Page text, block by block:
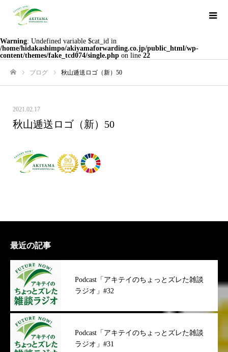
Warning: Undefined variable $cat_id in
/home/hidakashimpo/akiyamaforwarding.co.jp/public_html/wp-
content/themes/fake_tcd074/single.php on line 22
ブログ 秋山逓送ロゴ（新）50
2021.02.17
秋山逓送ロゴ（新）50
最近の記事
Podcast「アキテイのちょっとズレた雑談
ラジオ」#32
Podcast「アキテイのちょっとズレた雑談
ラジオ」#31